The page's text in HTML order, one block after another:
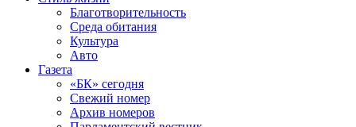
Благотворительность
Среда обитания
Культура
Авто
Газета
«БК» сегодня
Свежий номер
Архив номеров